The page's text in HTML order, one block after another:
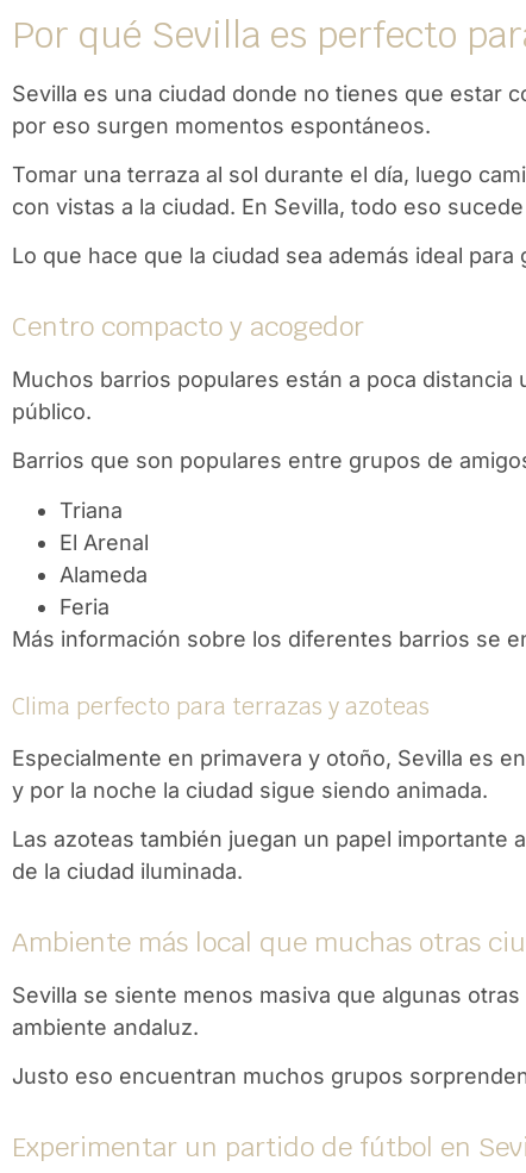
Por qué Sevilla es perfecto
Sevilla es una ciudad donde no tienes que estar
por eso surgen momentos espontáneos.
Tomar una terraza al sol durante el día, luego
con vistas a la ciudad. En Sevilla, todo eso
Lo que hace que la ciudad sea además ideal para
Centro compacto y acogedor
Muchos barrios populares están a poca
público.
Barrios que son populares entre grupos de
Triana
El Arenal
Alameda
Feria
Más información sobre los diferentes barrios se
Clima perfecto para terrazas y azoteas
Especialmente en primavera y otoño, Sevilla es
y por la noche la ciudad sigue siendo animada.
Las azoteas también juegan un papel importante
de la ciudad iluminada.
Ambiente más local que muchas otras
Sevilla se siente menos masiva que algunas
ambiente andaluz.
Justo eso encuentran muchos grupos
Experimentar un partido de fútbol en